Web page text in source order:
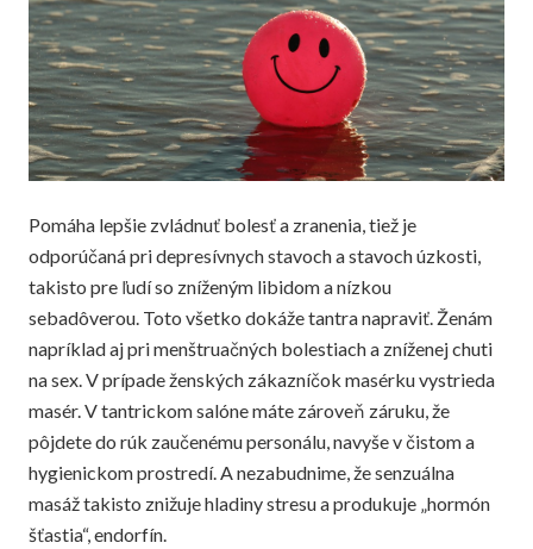
Pomáha lepšie zvládnuť bolesť a zranenia, tiež je
odporúčaná pri depresívnych stavoch a stavoch úzkosti,
takisto pre ľudí so zníženým libidom a nízkou
sebadôverou. Toto všetko dokáže tantra napraviť. Ženám
napríklad aj pri menštruačných bolestiach a zníženej chuti
na sex. V prípade ženských zákazníčok masérku vystrieda
masér. V tantrickom salóne máte zároveň záruku, že
pôjdete do rúk zaučenému personálu, navyše v čistom a
hygienickom prostredí. A nezabudnime, že senzuálna
masáž takisto znižuje hladiny stresu a produkuje „hormón
šťastia“, endorfín.